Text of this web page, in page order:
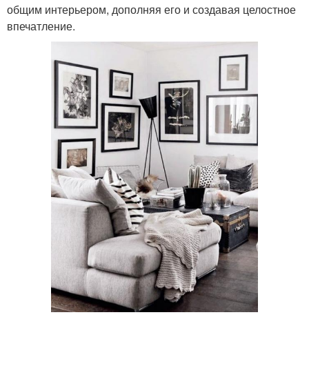
общим интерьером, дополняя его и создавая целостное
впечатление.